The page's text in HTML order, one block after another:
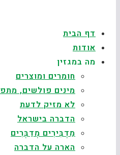
דף הבית
אודות
מה במגזין
חומרים ומוצרים
מינים פולשים,
לא מזיק לדעת
הדברה בישראל
מַדְבִּירִים מְדַבְּרִים
הארה על הדברה